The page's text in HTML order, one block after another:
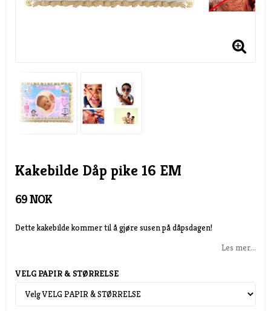
Kakebilde Dåp pike 16 EM
69 NOK
Dette kakebilde kommer til å gjøre susen på dåpsdagen!
Les mer...
VELG PAPIR & STØRRELSE